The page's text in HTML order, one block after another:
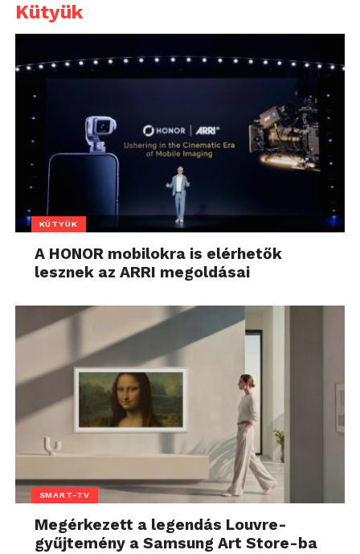
Kütyük
KÜTYÜK
A HONOR mobilokra is elérhetők
lesznek az ARRI megoldásai
SMART-TV
Megérkezett a legendás Louvre-
gyűjtemény a Samsung Art Store-ba